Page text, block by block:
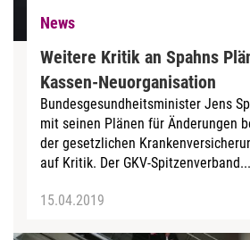
News
Weitere Kritik an Spahns
Kassen-Neuorganisation
Bundesgesundheitsminister Jens
mit seinen Plänen für Änderungen
der gesetzlichen
auf Kritik. Der GKV-Spitzenverband...
15.04.2019